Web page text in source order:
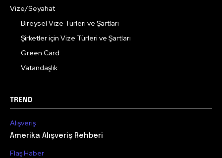
Vize/Seyahat
Bireysel Vize Türleri ve Şartları
Şirketler için Vize Türleri ve Şartları
Green Card
Vatandaşlık
TREND
Alışveriş
Amerika Alışveriş Rehberi
Flaş Haber